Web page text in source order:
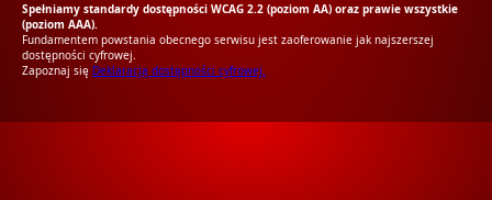
Spełniamy standardy dostępności WCAG 2.2 (poziom AA) oraz prawie wszystkie
(poziom AAA).
Fundamentem powstania obecnego serwisu jest zaoferowanie jak najszerszej
dostępności cyfrowej.
Zapoznaj się Deklaracją dostępności cyfrowej.